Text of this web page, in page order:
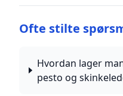
Ofte stilte
Hvordan lager
pesto og